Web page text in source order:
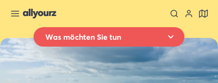
Was möchten Sie tun
Zurück zur Übersicht
Übernachten